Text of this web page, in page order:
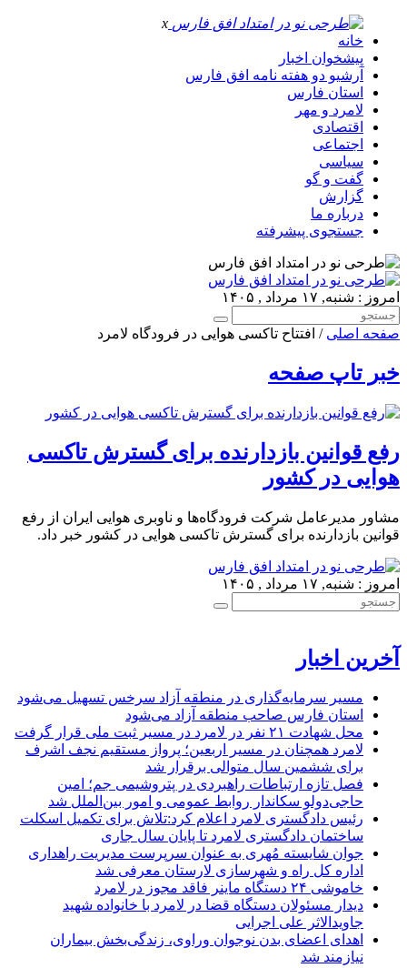
x
خانه
پیشخوان اخبار
آرشیو دو هفته نامه افق فارس
استان فارس
لامرد و مهر
اقتصادی
اجتماعی
سیاسی
گفت و گو
گزارش
درباره ما
جستجوی پیشرفته
امروز : شنبه, ۱۷ مرداد , ۱۴۰۵
صفحه اصلی / افتتاح تاکسی هوایی در فرودگاه لامرد
خبر تاپ صفحه
رفع قوانین بازدارنده برای گسترش تاکسی
هوایی در کشور
مشاور مدیرعامل شرکت فرودگاه‌ها و ناوبری هوایی ایران از رفع
قوانین بازدارنده برای گسترش تاکسی هوایی در کشور خبر داد.
امروز : شنبه, ۱۷ مرداد , ۱۴۰۵
آخرین اخبار
مسیر سرمایه‌گذاری در منطقه آزاد سرخس تسهیل می‌شود
استان فارس صاحب منطقه آزاد می‌شود
محل شهادت ۲۱ نفر در لامرد در مسیر ثبت ملی قرار گرفت
لامرد همچنان در مسیر اربعین؛ پرواز مستقیم نجف اشرف
برای ششمین سال متوالی برقرار شد
فصل تازه ارتباطات راهبردی در پتروشیمی جم؛ امین
حاجی‌دولو سکاندار روابط عمومی و امور بین‌الملل شد
رئیس دادگستری لامرد اعلام کرد:تلاش برای تکمیل اسکلت
ساختمان دادگستری لامرد تا پایان سال جاری
جوان شایسته مُهری به عنوان سرپرست مدیریت راهداری
اداره کل راه و شهرسازی لارستان معرفی شد
خاموشی ۲۴ دستگاه ماینر فاقد مجوز در لامرد
دیدار مسئولان دستگاه قضا در لامرد با خانواده شهید
جاویدالاثر علی اجرایی
اهدای اعضای بدن نوجوان وراوی، زندگی‌بخش بیماران
نیازمند شد